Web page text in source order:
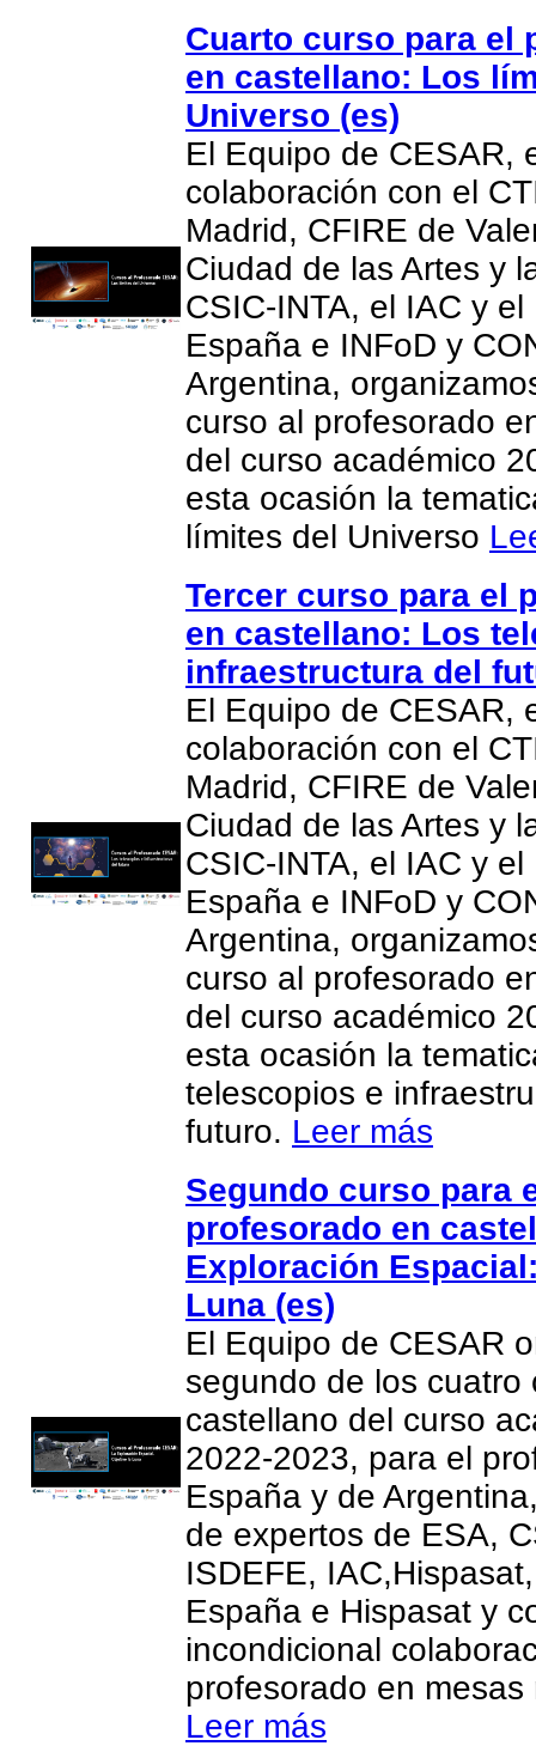
Cuarto curso para el
en castellano: Los
Universo (es)
El Equipo de CESAR,
colaboración con el
Madrid, CFIRE de
Ciudad de las Artes y
CSIC-INTA, el IAC y el
España e INFoD y
Argentina,
curso al profesorado
del curso académico
esta ocasión la
límites del Universo
Tercer curso para el
en castellano: Los
infraestructura del
El Equipo de CESAR,
colaboración con el
Madrid, CFIRE de
Ciudad de las Artes y
CSIC-INTA, el IAC y el
España e INFoD y
Argentina,
curso al profesorado
del curso académico
esta ocasión la
telescopios e
futuro. Leer más
Segundo curso para
profesorado en
Exploración
Luna (es)
El Equipo de CESAR
segundo de los cuatro
castellano del curso
2022-2023, para el
España y de
de expertos de ESA,
ISDEFE,
España e Hispasat y
incondicional
profesorado en mesas
Leer más